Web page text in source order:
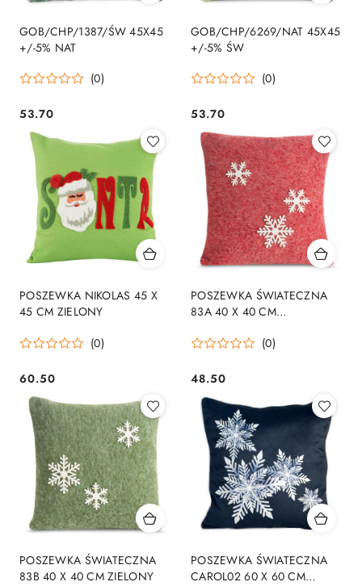
GOB/CHP/1387/ŚW 45X45
+/-5% NAT
(0)
Cena:
53.70
GOB/CHP/6269/NAT 45X45
+/-5% ŚW
(0)
Cena:
53.70
POSZEWKA NIKOLAS 45 X
45 CM ZIELONY
(0)
Cena:
60.50
POSZEWKA ŚWIATECZNA
83A 40 X 40 CM
(0)
Cena:
48.50
POSZEWKA ŚWIATECZNA
83B 40 X 40 CM ZIELONY
POSZEWKA ŚWIATECZNA
CAROL02 60 X 60 CM